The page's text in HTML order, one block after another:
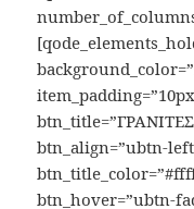
btn_align=”ubtn-
btn_hover=”ubtn-